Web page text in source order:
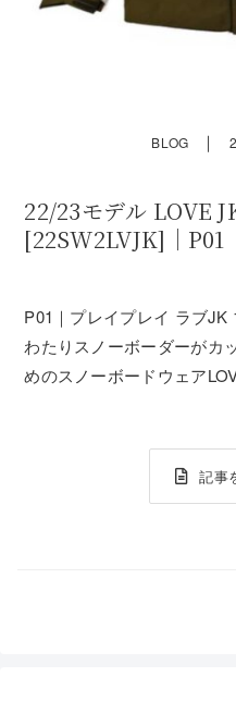
BLOG ｜
22/23モデル LOVE
[22SW2LVJK]｜P01
P01｜プレイプレイ ラブJK
わたりスノーボーダーがカ
めのスノーボードウェア
経て、機能面、デザ...
記事